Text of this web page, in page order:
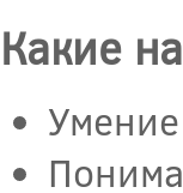
Какие